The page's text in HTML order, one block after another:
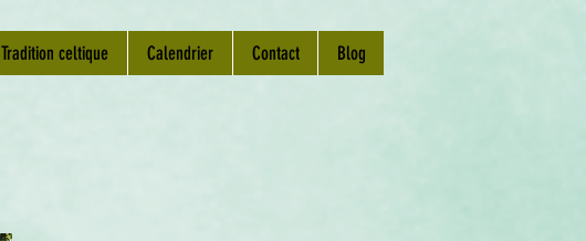
Tradition celtique Calendrier Contact Blog